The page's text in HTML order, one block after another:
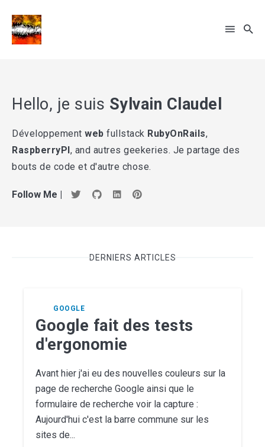
Hello, je suis Sylvain Claudel
Développement web fullstack RubyOnRails,
RaspberryPI, and autres geekeries. Je partage des
bouts de code et d'autre chose.
Follow Me |
DERNIERS ARTICLES
GOOGLE
Google fait des tests
d'ergonomie
Avant hier j'ai eu des nouvelles couleurs sur la
page de recherche Google ainsi que le
formulaire de recherche voir la capture :
Aujourd'hui c'est la barre commune sur les
sites de...
Rechercher
le
... sinon recherche par tags